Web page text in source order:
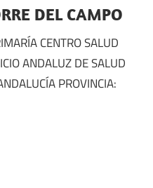
DEL CAMPO
CENTRO SALUD
ANDALUZ DE SALUD
PROVINCIA: